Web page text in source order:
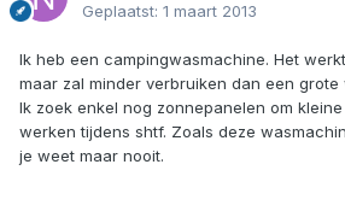
Geplaatst: 1 maart 2013
Ik heb een campingwasmachine. Het
maar zal minder verbruiken dan een grote
Ik zoek enkel nog zonnepanelen om
werken tijdens shtf. Zoals deze
je weet maar nooit.